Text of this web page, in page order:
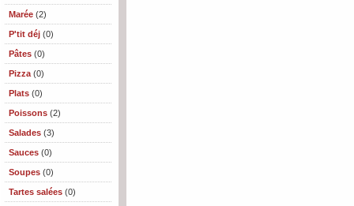
Marée (2)
P'tit déj (0)
Pâtes (0)
Pizza (0)
Plats (0)
Poissons (2)
Salades (3)
Sauces (0)
Soupes (0)
Tartes salées (0)